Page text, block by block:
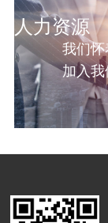
人力资源
我们
加入